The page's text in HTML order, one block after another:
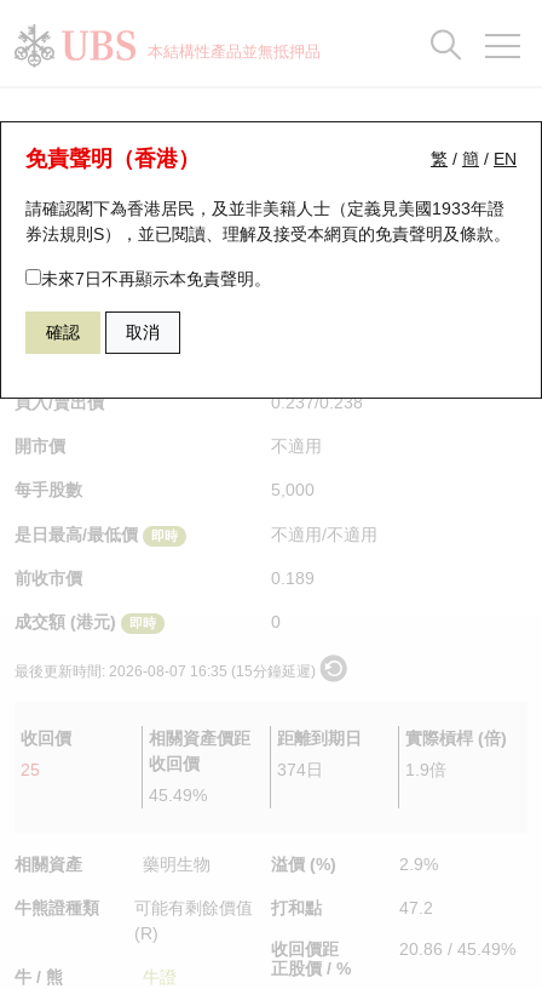
本結構性產品並無抵押品
繁 / 簡 / EN
免責聲明（香港）
請確認閣下為香港居民，及並非美籍人士（定義見美國1933年證
券法規則S），並已閱讀、理解及接受本網頁的免責聲明及條款。
未來7日不再顯示本免責聲明。
確認 取消
牛熊證分析儀
表現 街貨統計 比較
59462 瑞銀牛證 2269 藥明生物
$0.237 0.048
買入/賣出價 0.237/0.238
開市價 不適用
每手股數 5,000
是日最高/最低價 即時 不適用/不適用
前收市價 0.189
成交額 (港元) 即時 0
最後更新時間: 2026-08-07 16:35 (15分鐘延遲)
收回價
25
相關資產價距
收回價
45.49%
距離到期日
374日
實際槓桿 (倍)
1.9倍
相關資產 藥明生物
牛熊證種類
可能有剩餘價值
(R)
牛 / 熊 牛證
溢價 (%) 2.9%
打和點 47.2
收回價距
正股價 / %
20.86 / 45.49%
瑞銀認股證一覽
新發行瑞銀認股證
即將到期認股證
認股證到期結算價查詢
認股證分析儀
認股證速算機
認股證/牛熊證日誌
認股證文件及公告
街貨統計
比較
牛熊全景快搜
牛熊證搜尋
牛熊證街貨分佈圖
正股牛熊證列表
新發行瑞銀牛熊證
已收回牛熊證剩餘價值
牛熊證到期結算價查詢
牛熊證分析儀
牛熊證文件及公告
街貨統計
比較
十大升幅/跌幅
十大認股證成交分佈
十天股證佔大市成交
資金流
街貨統計
三十大平均引伸波幅
正股分析儀
二十大活躍股份
恒指成份股
國指成份股
科指成份股
相關資產沽空
中資ETFs溢價比較
AH 股價對照
持股比重
顯示所有持股比重
每月輪證大市專題
輪證專欄
講座及教育短片
認股證投資者教育
牛熊證投資者教育
認股證牛熊證常問問題